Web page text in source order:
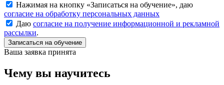
Нажимая на кнопку «Записаться на обучение», даю
согласие на обработку персональных данных
Даю согласие на получение информационной и рекламной
рассылки.
Ваша заявка принята
Чему вы научитесь